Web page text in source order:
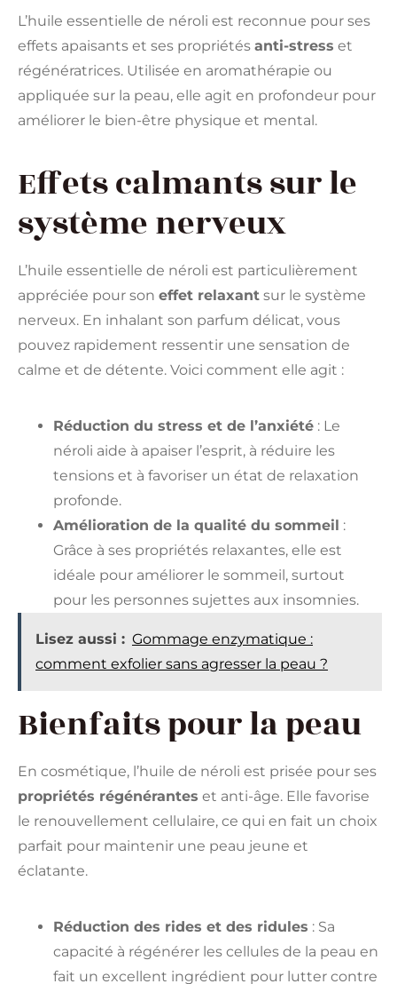
L’huile essentielle de néroli est reconnue pour ses
effets apaisants et ses propriétés anti-stress et
régénératrices. Utilisée en aromathérapie ou
appliquée sur la peau, elle agit en profondeur pour
améliorer le bien-être physique et mental.
Effets calmants sur le
système nerveux
L’huile essentielle de néroli est particulièrement
appréciée pour son effet relaxant sur le système
nerveux. En inhalant son parfum délicat, vous
pouvez rapidement ressentir une sensation de
calme et de détente. Voici comment elle agit :
Réduction du stress et de l’anxiété : Le
néroli aide à apaiser l’esprit, à réduire les
tensions et à favoriser un état de relaxation
profonde.
Amélioration de la qualité du sommeil :
Grâce à ses propriétés relaxantes, elle est
idéale pour améliorer le sommeil, surtout
pour les personnes sujettes aux insomnies.
Lisez aussi : Gommage enzymatique :
comment exfolier sans agresser la peau ?
Bienfaits pour la peau
En cosmétique, l’huile de néroli est prisée pour ses
propriétés régénérantes et anti-âge. Elle favorise
le renouvellement cellulaire, ce qui en fait un choix
parfait pour maintenir une peau jeune et
éclatante.
Réduction des rides et des ridules : Sa
capacité à régénérer les cellules de la peau en
fait un excellent ingrédient pour lutter contre